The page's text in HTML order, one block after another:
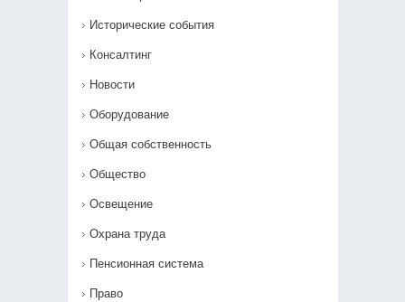
Исторические события
Консалтинг
Новости
Оборудование
Общая собственность
Общество
Освещение
Охрана труда
Пенсионная система
Право